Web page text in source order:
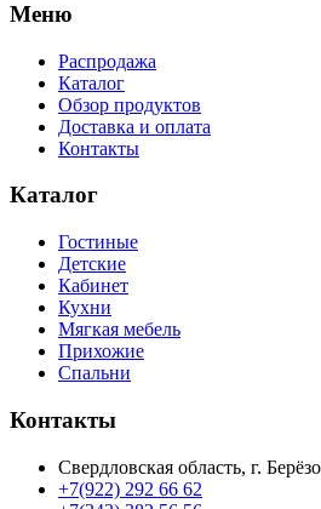
Меню
Распродажа
Каталог
Обзор продуктов
Доставка и оплата
Контакты
Каталог
Гостиные
Детские
Кабинет
Кухни
Мягкая мебель
Прихожие
Спальни
Контакты
Свердловская область, г.
+7(922) 292 66 62